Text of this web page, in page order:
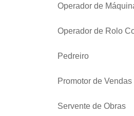
Operador de
Operador de Rolo
Pedreiro
Promotor de Vendas
Servente de Obras